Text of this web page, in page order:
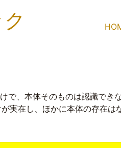
、本体そのものは認識できな
実在し、ほかに本体の存在は